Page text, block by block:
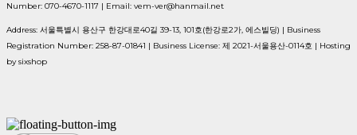
Number: 070-4670-1117 | Email: vem-ver@hanmail.net
Address: 서울특별시 용산구 한강대로40길 39-13, 101호(한강로2가, 에스빌딩) | Business
Registration Number: 258-87-01841 | Business License: 제 2021-서울용산-0114호 | Hosting
by sixshop